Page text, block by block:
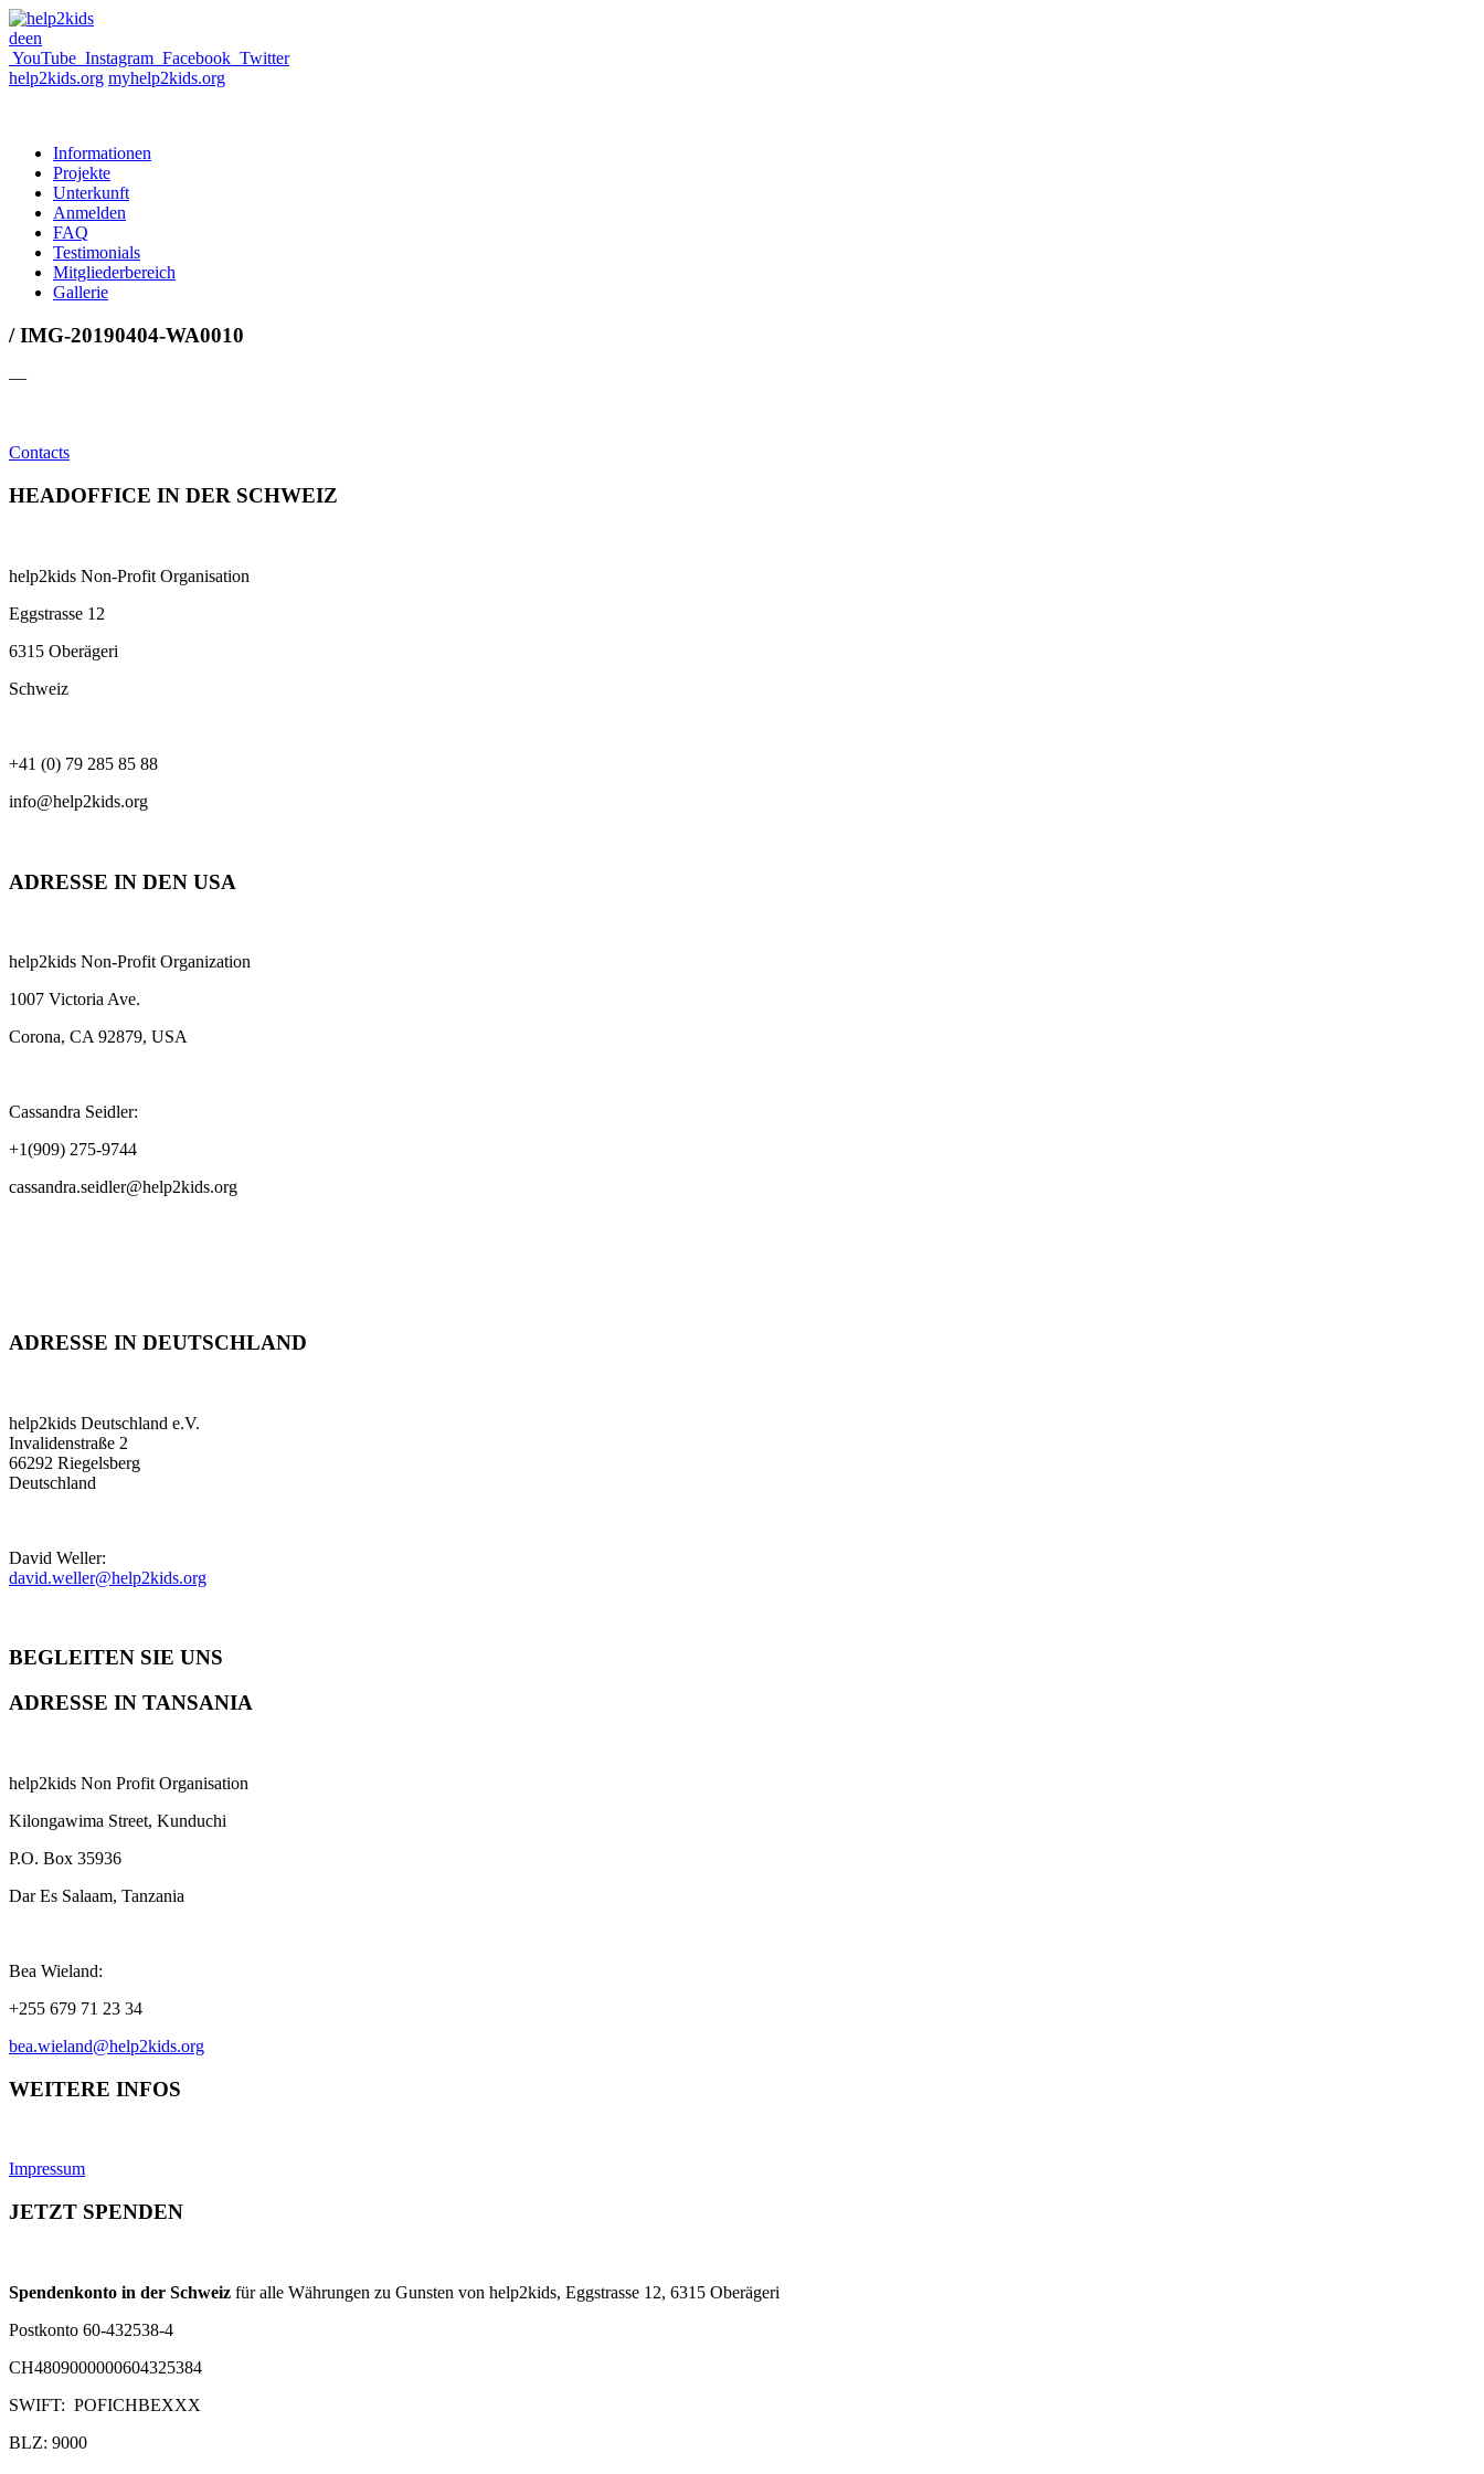
deen
YouTube Instagram Facebook Twitter
help2kids.org myhelp2kids.org
Informationen
Projekte
Unterkunft
Anmelden
FAQ
Testimonials
Mitgliederbereich
Gallerie
/ IMG-20190404-WA0010
—
Contacts
HEADOFFICE IN DER SCHWEIZ
help2kids Non-Profit Organisation
Eggstrasse 12
6315 Oberägeri
Schweiz
+41 (0) 79 285 85 88
info@help2kids.org
ADRESSE IN DEN USA
help2kids Non-Profit Organization
1007 Victoria Ave.
Corona, CA 92879, USA
Cassandra Seidler:
+1(909) 275-9744
cassandra.seidler@help2kids.org
ADRESSE IN DEUTSCHLAND
help2kids Deutschland e.V.
Invalidenstraße 2
66292 Riegelsberg
Deutschland
David Weller:
david.weller@help2kids.org
BEGLEITEN SIE UNS
ADRESSE IN TANSANIA
help2kids Non Profit Organisation
Kilongawima Street, Kunduchi
P.O. Box 35936
Dar Es Salaam, Tanzania
Bea Wieland:
+255 679 71 23 34
bea.wieland@help2kids.org
WEITERE INFOS
Impressum
JETZT SPENDEN
Spendenkonto in der Schweiz für alle Währungen zu Gunsten von help2kids, Eggstrasse 12, 6315 Oberägeri
Postkonto 60-432538-4
CH4809000000604325384
SWIFT: POFICHBEXXX
BLZ: 9000